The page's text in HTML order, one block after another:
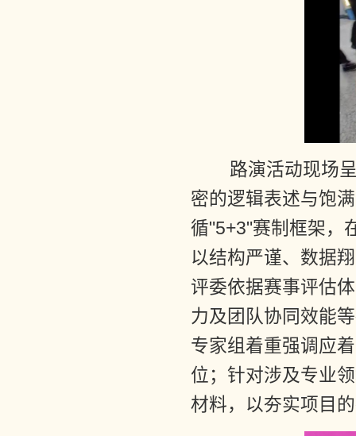
路演活动现场
密的逻辑表述与饱
循"5+3"赛制框架，
以结构严谨、数据
评委依据赛事评估
力及团队协同效能
专家组着重强调应
位；针对涉及专业
材料，以夯实项目